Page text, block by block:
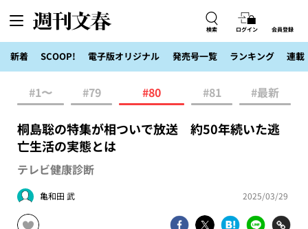
検索 ログイン 会員登録
新着 SCOOP! 電子版オリジナル 発売号一覧 ランキング 連載
#1〜 #79 #80 #81 #最新
桐島聡の特集が相ついで放送 約50年続いた逃
亡生活の実態とは
テレビ健康診断
亀和田 武 2025/03/29